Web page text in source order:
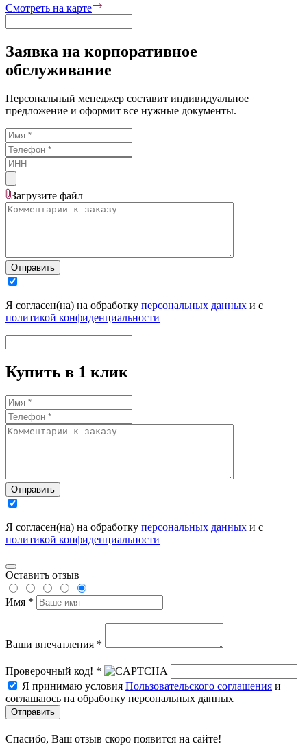
Смотреть на карте
Заявка на корпоративное
обслуживание
Персональный менеджер составит индивидуальное
предложение и оформит все нужные документы.
Загрузите файл
Отправить
Я согласен(на) на обработку персональных данных и с
политикой конфиденциальности
Купить в 1 клик
Отправить
Я согласен(на) на обработку персональных данных и с
политикой конфиденциальности
Оставить отзыв
Имя *
Ваши впечатления *
Проверочный код! *
Я принимаю условия Пользовательского соглашения и
соглашаюсь на обработку персональных данных
Отправить
Спасибо, Ваш отзыв скоро появится на сайте!